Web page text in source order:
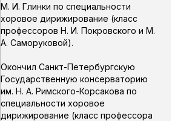
М. И. Глинки по специальности
хоровое дирижирование (класс
профессоров Н. И. Покровского и М.
А. Саморуковой).
Окончил Санкт-Петербургскую
Государственную консерваторию
им. Н. А. Римского-Корсакова по
специальности хоровое
дирижирование (класс профессора